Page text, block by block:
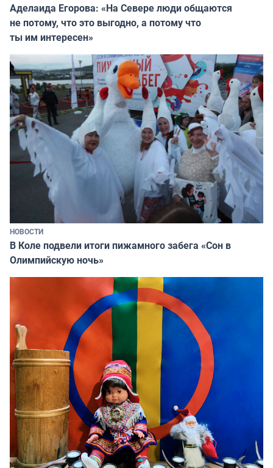
Аделаида Егорова: «На Севере люди общаются
не потому, что это выгодно, а потому что
ты им интересен»
НОВОСТИ
В Коле подвели итоги пижамного забега «Сон в
Олимпийскую ночь»